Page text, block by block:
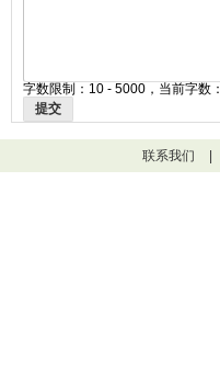
字数限制：10 - 5000，当前字数：
提交
联系我们